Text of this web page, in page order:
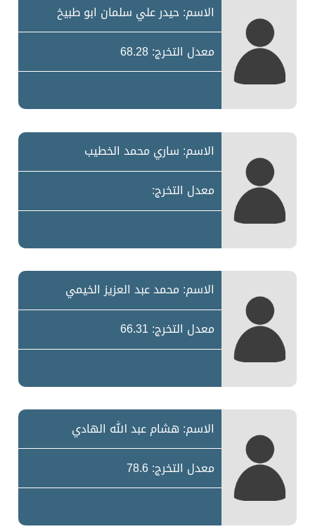
الاسم: حيدر علي سلمان ابو طبيخ
معدل التخرج: 68.28
الاسم: ساري محمد الخطيب
معدل التخرج:
الاسم: محمد عبد العزيز الخيمي
معدل التخرج: 66.31
الاسم: هشام عبد الله الهادي
معدل التخرج: 78.6